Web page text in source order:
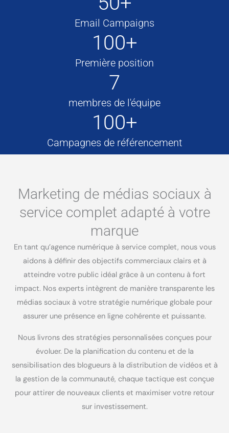
Email Campaigns
100+
Première position
7
membres de l'équipe
100+
Campagnes de référencement
Marketing de médias sociaux à
service complet adapté à votre
marque
En tant qu’agence numérique à service complet, nous vous
aidons à définir des objectifs commerciaux clairs et à
atteindre votre public idéal grâce à un contenu à fort
impact. Nos experts intègrent de manière transparente les
médias sociaux à votre stratégie numérique globale pour
assurer une présence en ligne cohérente et puissante.
Nous livrons des stratégies personnalisées conçues pour
évoluer. De la planification du contenu et de la
sensibilisation des blogueurs à la distribution de vidéos et à
la gestion de la communauté, chaque tactique est conçue
pour attirer de nouveaux clients et maximiser votre retour
sur investissement.